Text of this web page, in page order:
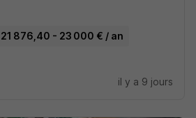
21 876,40 - 23 000 € / an
il y a 9 jours